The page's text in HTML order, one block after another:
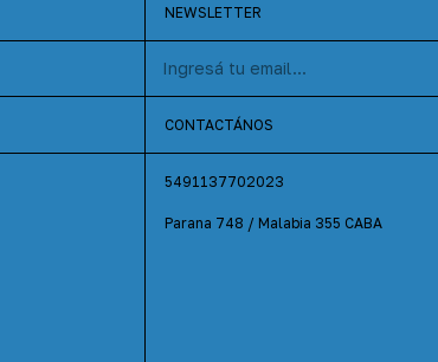
NEWSLETTER
CONTACTÁNOS
5491137702023
Parana 748 / Malabia 355 CABA